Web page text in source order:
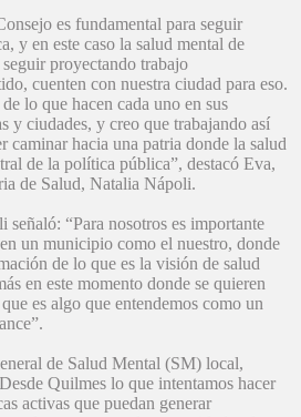
es fundamental para seguir
y en este caso la salud mental de
proyectando trabajo
cuenten con nuestra ciudad para eso.
lo que hacen cada uno en sus
y ciudades, y creo que trabajando así
caminar hacia una patria donde la salud
de la política pública”, destacó Eva,
de Salud, Natalia Nápoli.
“Para nosotros es importante
un municipio como el nuestro, donde
de lo que es la visión de salud
en este momento donde se quieren
es algo que entendemos como un
de Salud Mental (SM) local,
Quilmes lo que intentamos hacer
activas que puedan generar